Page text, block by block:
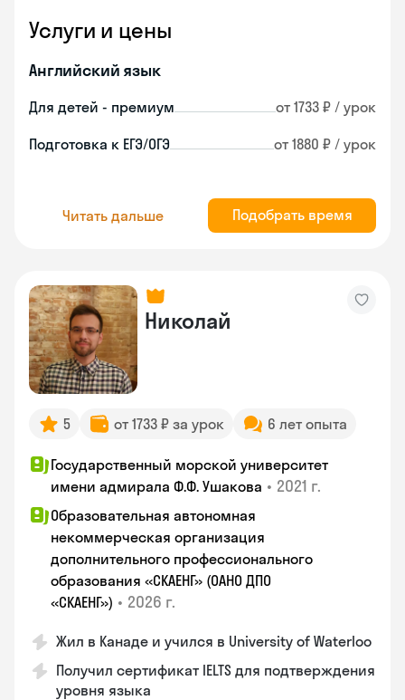
Услуги и цены
Английский язык
Для детей - премиум от 1733 ₽ / урок
Подготовка к ЕГЭ/ОГЭ от 1880 ₽ / урок
Читать дальше Подобрать время
Николай
5 от 1733 ₽ за урок 6 лет опыта
Государственный морской университет
имени адмирала Ф.Ф. Ушакова • 2021 г.
Образовательная автономная
некоммерческая организация
дополнительного профессионального
образования «СКАЕНГ» (ОАНО ДПО
«СКАЕНГ») • 2026 г.
Жил в Канаде и учился в University of Waterloo
Получил сертификат IELTS для подтверждения
уровня языка